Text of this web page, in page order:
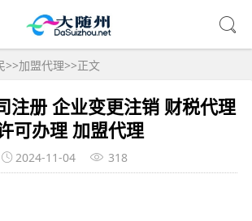
>>加盟代理>>正文
注册 企业变更注销 财税代理
可办理 加盟代理
2024-11-04 318